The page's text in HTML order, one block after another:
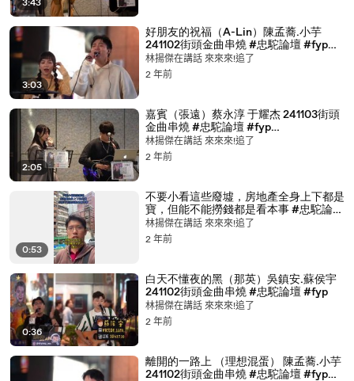
3:43
3:03
好朋友的祝福（A-Lin）陳孟蕎.小芋
241102街頭金曲串燒 #忠駝論壇 #fyp
@o.s.t_ejay0519 @chen_meng_ciao
林揚傑在講話 來來來!追了
2 年前
2:05
嘉賓（張遠）蔡永淳 于耀杰 241103街頭
金曲串燒 #忠駝論壇 #fyp
@jay_08_1998 @chunchun890808
林揚傑在講話 來來來!追了
2 年前
0:53
不要小看這些廢墟，房地產全身上下都是
寶，但能不能撈錢都是看本事 #忠駝論壇
#fyp
林揚傑在講話 來來來!追了
2 年前
0:36
白天不懂夜的黑（那英）吳鎮安.蘇侯宇
241102街頭金曲串燒 #忠駝論壇 #fyp
林揚傑在講話 來來來!追了
2 年前
離開的一路上 （理想混蛋） 陳孟蕎.小芋
241102街頭金曲串燒 #忠駝論壇 #fyp